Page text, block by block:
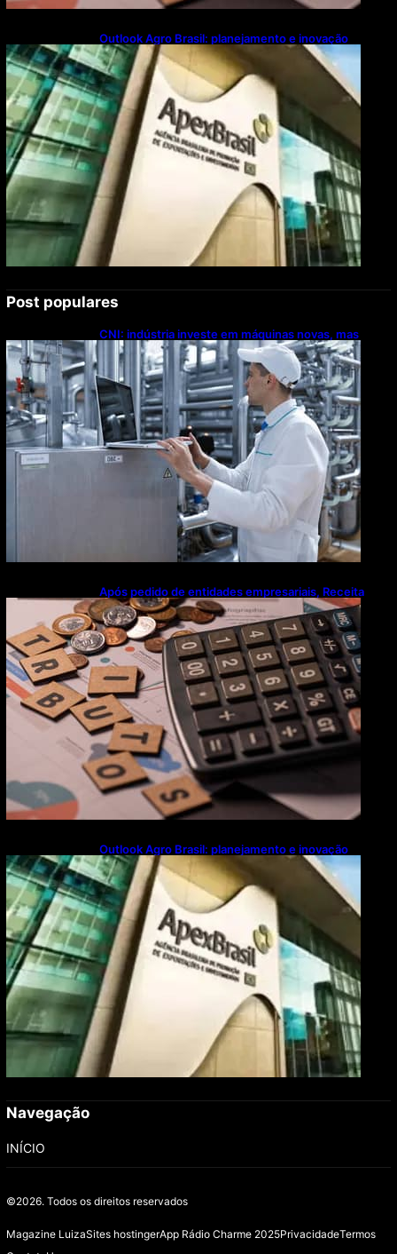
Outlook Agro Brasil: planejamento e inovação
pautam debates sobre futuro do agronegócio
Post populares
CNI: indústria investe em máquinas novas, mas
modernização tecnológica avança lentamente
Após pedido de entidades empresariais, Receita
flexibiliza regras da Reforma Tributária
Outlook Agro Brasil: planejamento e inovação
pautam debates sobre futuro do agronegócio
Navegação
INÍCIO
©2026. Todos os direitos reservados
Magazine LuizaSites hostingerApp Rádio Charme 2025PrivacidadeTermos